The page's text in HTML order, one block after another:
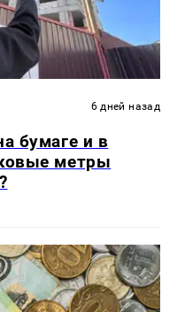
6 дней назад
бумаге и в
метры